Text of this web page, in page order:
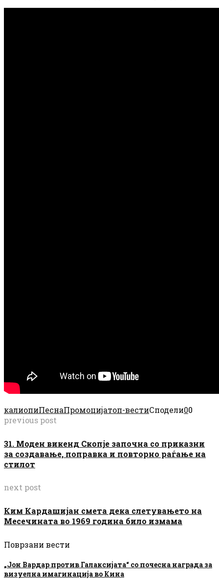
калиопиПеснаПромоцијатоп-вестиСподели00
previous post
31. Моден викенд Скопје започна со приказни
за создавање, поправка и повторно раѓање на
стилот
next post
Ким Кардашијан смета дека слетувањето на
Месечината во 1969 година било измама
Поврзани вести
„Јон Вардар против Галаксијата“ со почесна награда за
визуелна имагинација во Кина